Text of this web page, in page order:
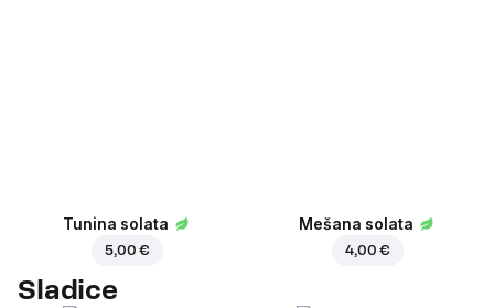
Tunina solata
5,00 €
Mešana solata
4,00 €
Sladice